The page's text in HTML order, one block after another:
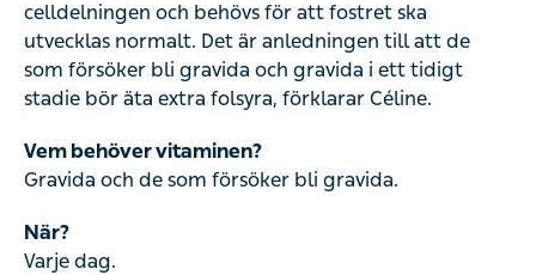
celldelningen och behövs för att fostret ska
utvecklas normalt. Det är anledningen till att de
som försöker bli gravida och gravida i ett tidigt
stadie bör äta extra folsyra, förklarar Céline.
Vem behöver vitaminen?
Gravida och de som försöker bli gravida.
När?
Varje dag.